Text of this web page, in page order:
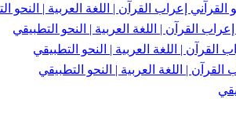
إعراب القرآن | اللغة العربية | النحو
القرآن | اللغة العربية | النحو التطبيقي
| اللغة العربية | النحو التطبيقي
| اللغة العربية | النحو التطبيقي